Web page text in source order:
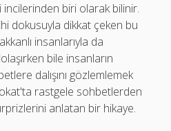
biri olarak bilinir.
dokusuyla dikkat çeken bu
insanlarıyla da
bile insanların
dalışını gözlemlemek
rastgele sohbetlerden
anlatan bir hikaye.